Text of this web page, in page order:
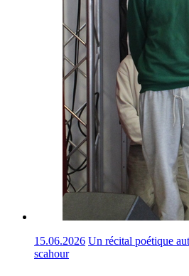
15.06.2026 Un récital poétique
scahour